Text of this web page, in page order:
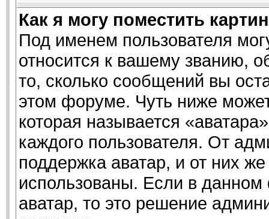
Как я могу поместить
Под именем пользователя
относится к вашему званию,
то, сколько сообщений вы
этом форуме. Чуть ниже
которая называется
каждого пользователя. От
поддержка аватар, и от них
использованы. Если в
аватар, то это решение